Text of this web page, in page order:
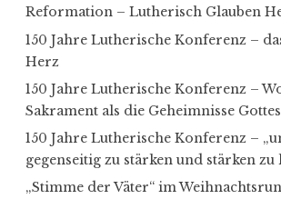
Reformation – Lutherisch Glauben
150 Jahre Lutherische Konferenz –
Herz
150 Jahre Lutherische Konferenz –
Sakrament als die Geheimnisse Gottes
150 Jahre Lutherische Konferenz –
gegenseitig zu stärken und stärken zu
„Stimme der Väter“ im